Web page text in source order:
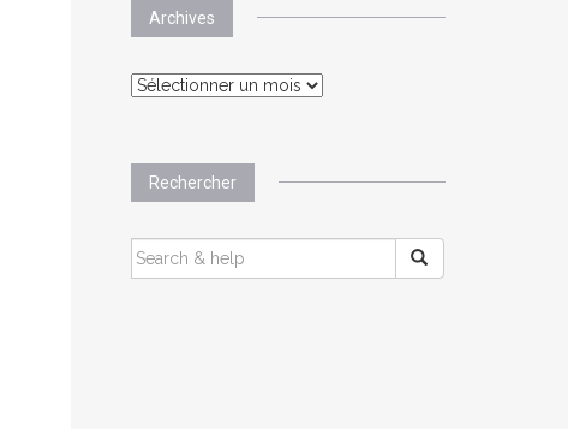
Archives
Archives
Rechercher
SEARCH
FOR: